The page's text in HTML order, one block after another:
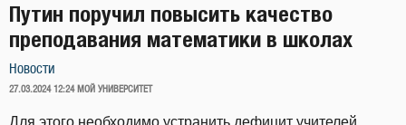
Путин поручил повысить качество
преподавания математики в школах
Новости
ОПУБЛИКОВАНО
27.03.2024 12:24 МОЙ УНИВЕРСИТЕТ
Для этого необходимо устранить дефицит учителей